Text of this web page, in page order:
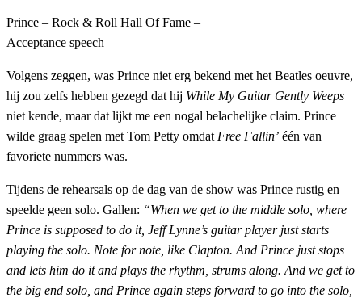
Prince – Rock & Roll Hall Of Fame –
Acceptance speech
Volgens zeggen, was Prince niet erg bekend met het Beatles oeuvre,
hij zou zelfs hebben gezegd dat hij While My Guitar Gently Weeps
niet kende, maar dat lijkt me een nogal belachelijke claim. Prince
wilde graag spelen met Tom Petty omdat Free Fallin’ één van
favoriete nummers was.
Tijdens de rehearsals op de dag van de show was Prince rustig en
speelde geen solo. Gallen: “When we get to the middle solo, where
Prince is supposed to do it, Jeff Lynne’s guitar player just starts
playing the solo. Note for note, like Clapton. And Prince just stops
and lets him do it and plays the rhythm, strums along. And we get to
the big end solo, and Prince again steps forward to go into the solo,